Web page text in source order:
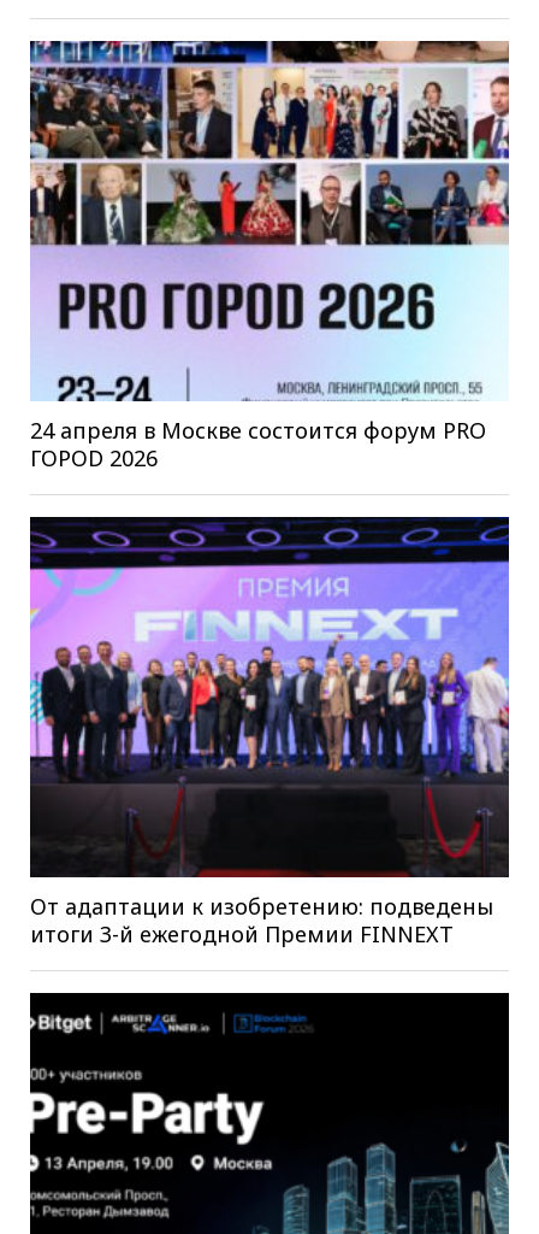
24 апреля в Москве состоится форум PRO
ГОРОD 2026
От адаптации к изобретению: подведены
итоги 3-й ежегодной Премии FINNEXT